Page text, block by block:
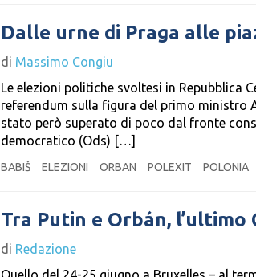
Dalle urne di Praga alle
di Massimo Congiu
Le elezioni politiche svoltesi in Repubblica
referendum sulla figura del primo ministro
stato però superato di poco dal fronte
democratico (Ods) […]
BABIŠ ELEZIONI ORBAN POLEXIT POLONIA
Tra Putin e Orbán,
di Redazione